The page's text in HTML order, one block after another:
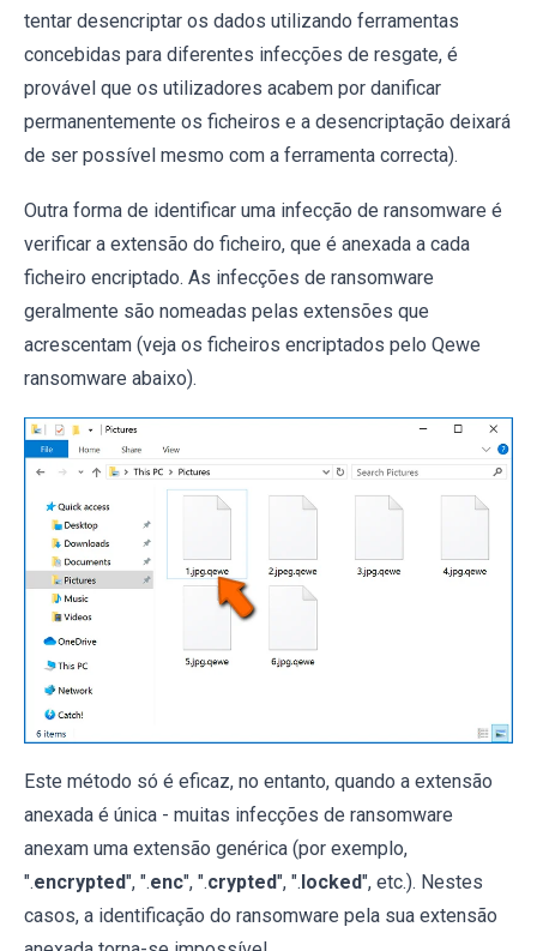
tentar desencriptar os dados utilizando ferramentas
concebidas para diferentes infecções de resgate, é
provável que os utilizadores acabem por danificar
permanentemente os ficheiros e a desencriptação deixará
de ser possível mesmo com a ferramenta correcta).
Outra forma de identificar uma infecção de ransomware é
verificar a extensão do ficheiro, que é anexada a cada
ficheiro encriptado. As infecções de ransomware
geralmente são nomeadas pelas extensões que
acrescentam (veja os ficheiros encriptados pelo Qewe
ransomware abaixo).
Este método só é eficaz, no entanto, quando a extensão
anexada é única - muitas infecções de ransomware
anexam uma extensão genérica (por exemplo,
".encrypted", ".enc", ".crypted", ".locked", etc.). Nestes
casos, a identificação do ransomware pela sua extensão